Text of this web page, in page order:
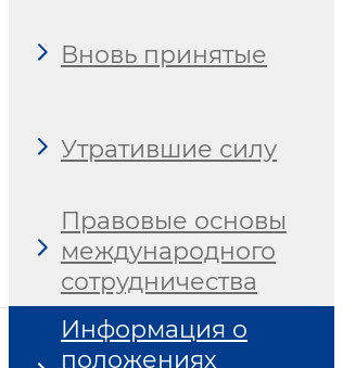
Стройплощадка
/ оказание услуг
Вновь принятые
Утратившие силу
Правовые основы
международного
сотрудничества
Информация о
положениях